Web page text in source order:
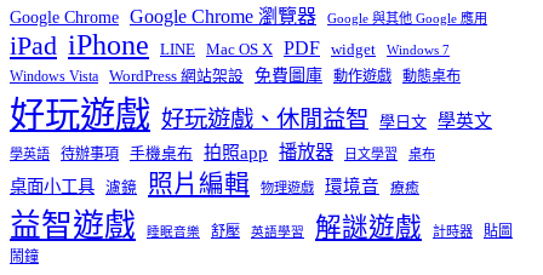
Google Chrome Google Chrome 瀏覽器 Google 與其他 Google 應用
iPad iPhone LINE Mac OS X PDF widget Windows 7
Windows Vista WordPress 網站架設 免費圖庫 動作遊戲 動態桌布
好玩遊戲 好玩遊戲、休閒益智 學日文 學英文
學英語 待辦事項 手機桌布 拍照app 播放器 日文學習 桌布
桌面小工具 濾鏡 照片編輯 物理遊戲 環境音 療癒
益智遊戲 睡眠音樂 舒壓 英語學習 解謎遊戲 計時器
貼圖
鬧鐘